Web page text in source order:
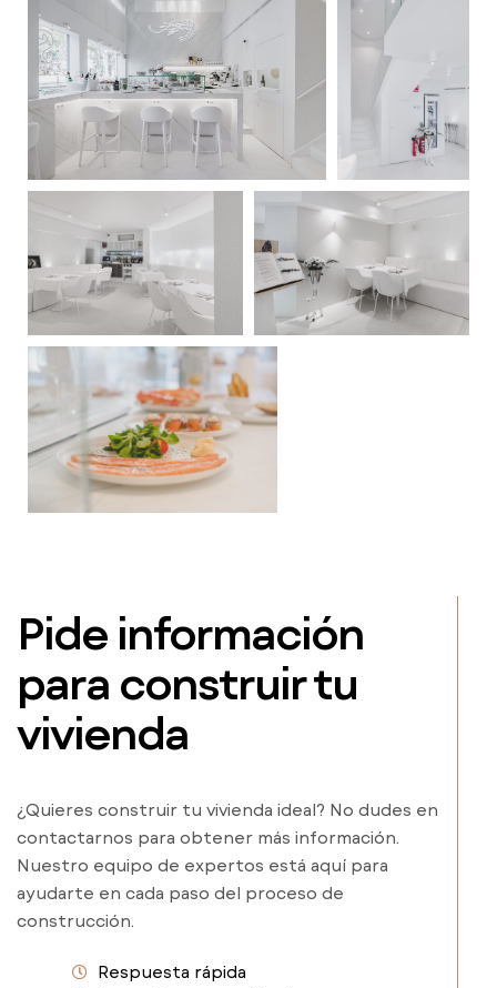
Pide información
para construir tu
vivienda
¿Quieres construir tu vivienda ideal? No dudes en
contactarnos para obtener más información.
Nuestro equipo de expertos está aquí para
ayudarte en cada paso del proceso de
construcción.
Respuesta rápida